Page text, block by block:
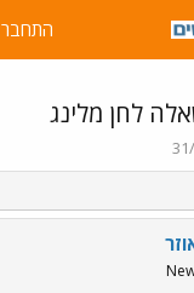
התחבר
לחן מלינג